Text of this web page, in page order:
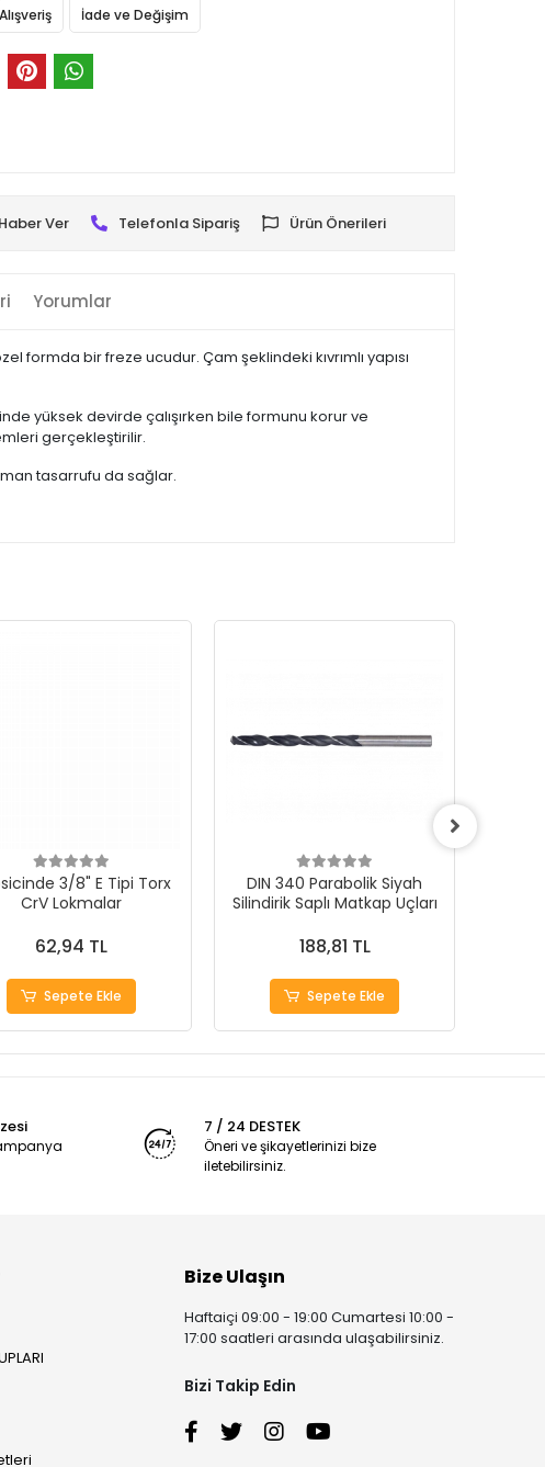
İade ve Değişim
Ver Telefonla Sipariş Ürün Önerileri
Yorumlar
formda bir freze ucudur. Çam şeklindeki kıvrımlı yapısı
yüksek devirde çalışırken bile formunu korur ve
gerçekleştirilir.
tasarrufu da sağlar.
3/8" E Tipi Torx
CrV Lokmalar
62,94 TL
Sepete Ekle
DIN 340 Parabolik Siyah
Silindirik Saplı Matkap Uçları
188,81 TL
Sepete Ekle
7 / 24 DESTEK
Öneri ve şikayetlerinizi bize
iletebilirsiniz.
Bize Ulaşın
Haftaiçi 09:00 - 19:00 Cumartesi 10:00 -
17:00 saatleri arasında ulaşabilirsiniz.
Bizi Takip Edin